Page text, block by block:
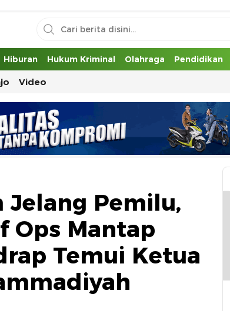
Hiburan Hukum Kriminal Olahraga Pendidikan
Video
Jelang Pemilu,
Ops Mantap
Temui Ketua